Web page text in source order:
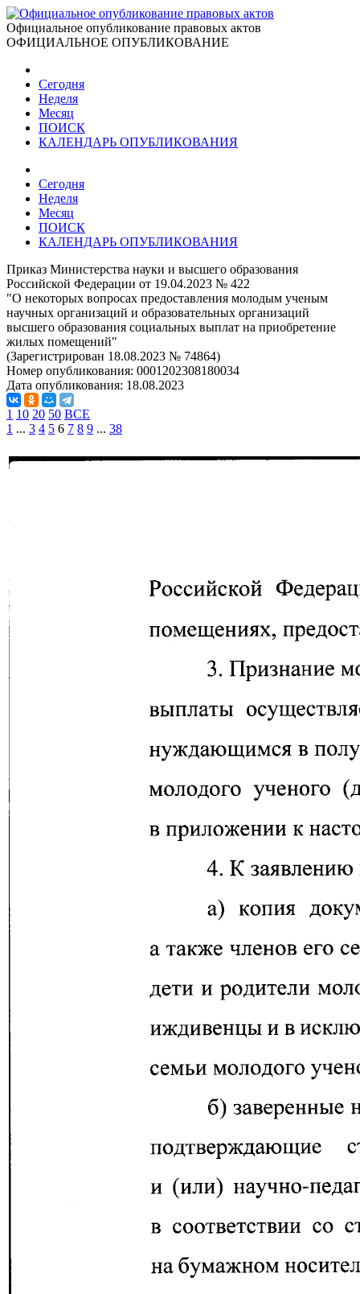
Официальное опубликование правовых актов
ОФИЦИАЛЬНОЕ ОПУБЛИКОВАНИЕ
Сегодня
Неделя
Месяц
ПОИСК
КАЛЕНДАРЬ ОПУБЛИКОВАНИЯ
Сегодня
Неделя
Месяц
ПОИСК
КАЛЕНДАРЬ ОПУБЛИКОВАНИЯ
Приказ Министерства науки и высшего образования
Российской Федерации от 19.04.2023 № 422
"О некоторых вопросах предоставления молодым ученым
научных организаций и образовательных организаций
высшего образования социальных выплат на приобретение
жилых помещений"
(Зарегистрирован 18.08.2023 № 74864)
Номер опубликования: 0001202308180034
Дата опубликования: 18.08.2023
1 10 20 50 ВСЕ
1 ... 3 4 5 6 7 8 9 ... 38